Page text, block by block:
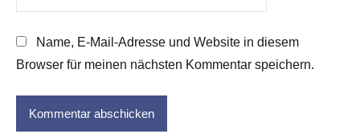
Name, E-Mail-Adresse und Website in diesem
Browser für meinen nächsten Kommentar speichern.